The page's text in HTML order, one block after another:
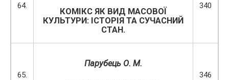
64.
КОМІКС ЯК ВИД МАСОВОЇ
КУЛЬТУРИ: ІСТОРІЯ ТА СУЧАСНИЙ
СТАН.
340
65.
Парубець О. М.
346